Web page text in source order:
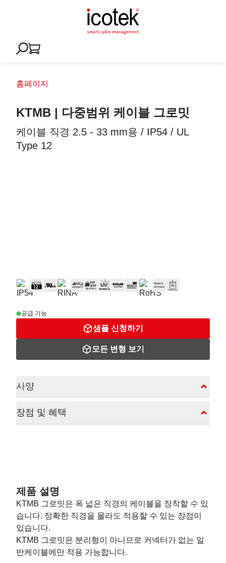
홈페이지
KTMB | 다중범위 케이블 그로밋
케이블 직경 2.5 - 33 mm용 / IP54 / UL
Type 12
공급 가능
샘플 신청하기
모든 변형 보기
사양
장점 및 혜택
제품 설명
KTMB 그로밋은 폭 넓은 직경의 케이블을 장착할 수 있
습니다. 정확한 직경을 몰라도 적용할 수 있는 장점이
있습니다.
KTMB 그로밋은 분리형이 아니므로 커넥터가 없는 일
반케이블에만 적용 가능합니다.